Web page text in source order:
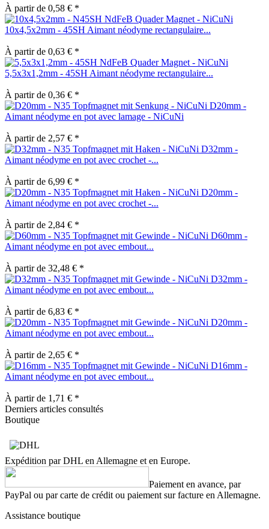
À partir de 0,58 € *
10x4,5x2mm - 45SH Aimant néodyme rectangulaire...
À partir de 0,63 € *
5,5x3x1,2mm - 45SH Aimant néodyme rectangulaire...
À partir de 0,36 € *
D20mm -
Aimant néodyme en pot avec lamage - NiCuNi
À partir de 2,57 € *
D32mm -
Aimant néodyme en pot avec crochet -...
À partir de 6,99 € *
D20mm -
Aimant néodyme en pot avec crochet -...
À partir de 2,84 € *
D60mm -
Aimant néodyme en pot avec embout...
À partir de 32,48 € *
D32mm -
Aimant néodyme en pot avec embout...
À partir de 6,83 € *
D20mm -
Aimant néodyme en pot avec embout...
À partir de 2,65 € *
D16mm -
Aimant néodyme en pot avec embout...
À partir de 1,71 € *
Derniers articles consultés
Boutique
Expédition par DHL en Allemagne et en Europe.
Paiement en avance, par
PayPal ou par carte de crédit ou paiement sur facture en Allemagne.
Assistance boutique